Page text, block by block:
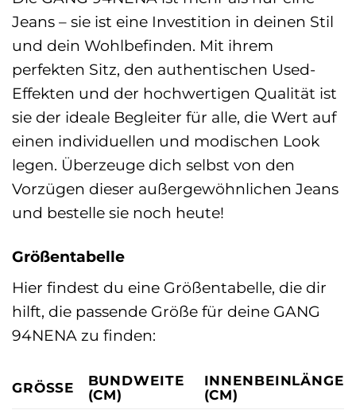
Jeans – sie ist eine Investition in deinen Stil
und dein Wohlbefinden. Mit ihrem
perfekten Sitz, den authentischen Used-
Effekten und der hochwertigen Qualität ist
sie der ideale Begleiter für alle, die Wert auf
einen individuellen und modischen Look
legen. Überzeuge dich selbst von den
Vorzügen dieser außergewöhnlichen Jeans
und bestelle sie noch heute!
Größentabelle
Hier findest du eine Größentabelle, die dir
hilft, die passende Größe für deine GANG
94NENA zu finden:
GRÖSSE
BUNDWEITE
(CM)
INNENBEINLÄNGE
(CM)